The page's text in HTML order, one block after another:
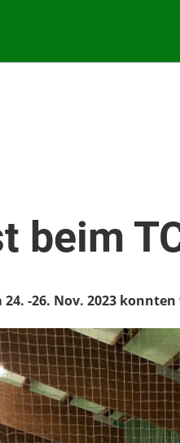
beim
-26. Nov. 2023